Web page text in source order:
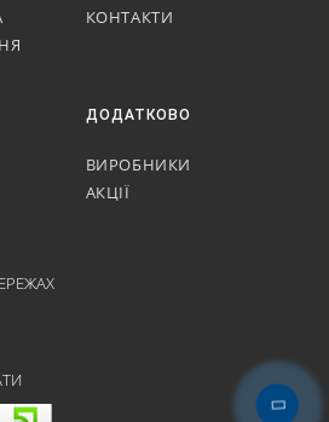
КОНТАКТИ
ДОДАТКОВО
ВИРОБНИКИ
АКЦІЇ